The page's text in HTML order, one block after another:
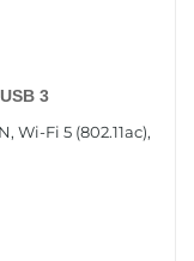
3
Wi-Fi 5 (802.11ac),